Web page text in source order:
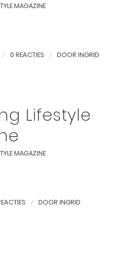
MAGAZINE
/ 0 REACTIES / DOORINGRID
Lifestyle
MAGAZINE
/ DOORINGRID